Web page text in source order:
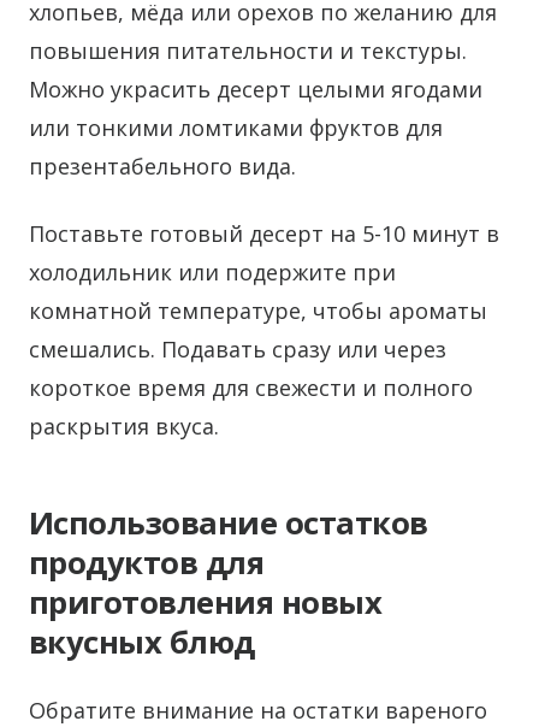
хлопьев, мёда или орехов по желанию для
повышения питательности и текстуры.
Можно украсить десерт целыми ягодами
или тонкими ломтиками фруктов для
презентабельного вида.
Поставьте готовый десерт на 5-10 минут в
холодильник или подержите при
комнатной температуре, чтобы ароматы
смешались. Подавать сразу или через
короткое время для свежести и полного
раскрытия вкуса.
Использование остатков
продуктов для
приготовления новых
вкусных блюд
Обратите внимание на остатки вареного